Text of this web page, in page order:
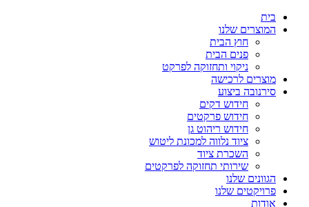
בית
המוצרים שלנו
חוץ הבית
פנים הבית
ניקוי ותחזוקה לפרקט
מוצרים לרכישה
סירנובה ביצוע
חידוש דקים
חידוש פרקטים
חידוש ריהוט גן
ציוד נלווה למכונת ליטוש
השכרת ציוד
שירותי תחזוקה לפרקטים
הגוונים שלנו
פרויקטים שלנו
אודות